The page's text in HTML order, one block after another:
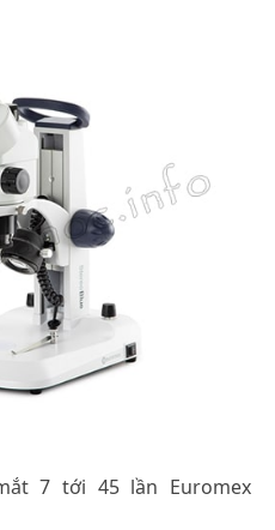
7 tới 45 lần Euromex